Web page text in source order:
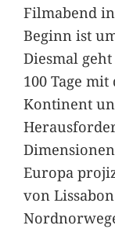
Filmabend
Beginn ist
Diesmal
100 Tage
Kontinent
Europa
von